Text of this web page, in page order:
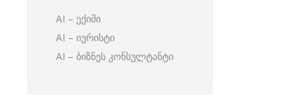
AI – ექიმი
AI – იურისტი
AI – ბიზნეს კონსულტანტი